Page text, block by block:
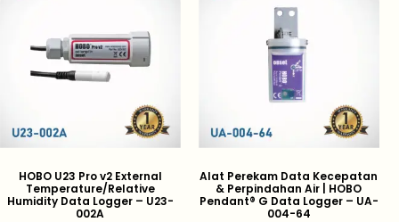
HOBO U23 Pro v2 External
Temperature/Relative
Humidity Data Logger – U23-
002A
Alat Perekam Data Kecepatan
& Perpindahan Air | HOBO
Pendant® G Data Logger – UA-
004-64